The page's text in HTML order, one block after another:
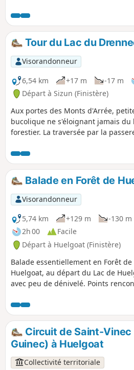
Tour du Lac du
Visorandonneur
6,54 km
+17 m -17 m
Départ à Sizun (Finistère)
Aux portes des Monts d'Arrée,
bucolique ne s'éloignant jamais du
forestier. La traversée par la
Balade en Forêt de
Visorandonneur
5,74 km
+129 m
-130 m
2h 00
Facile
Départ à Huelgoat (Finistère)
Balade essentiellement en Forêt de
Huelgoat, au départ du Lac de
avec peu de dénivelé. Points
Vierge, la Roche Tremblante, le Pont
Rouge, la Grotte d'Artus, le Menhir
Mare aux Sangliers, la Mare aux
Sangliers, le point de vue, le Camp
d'Artus.
Circuit de Saint-Vinec
Guinec) à Huelgoat
Collectivité territoriale